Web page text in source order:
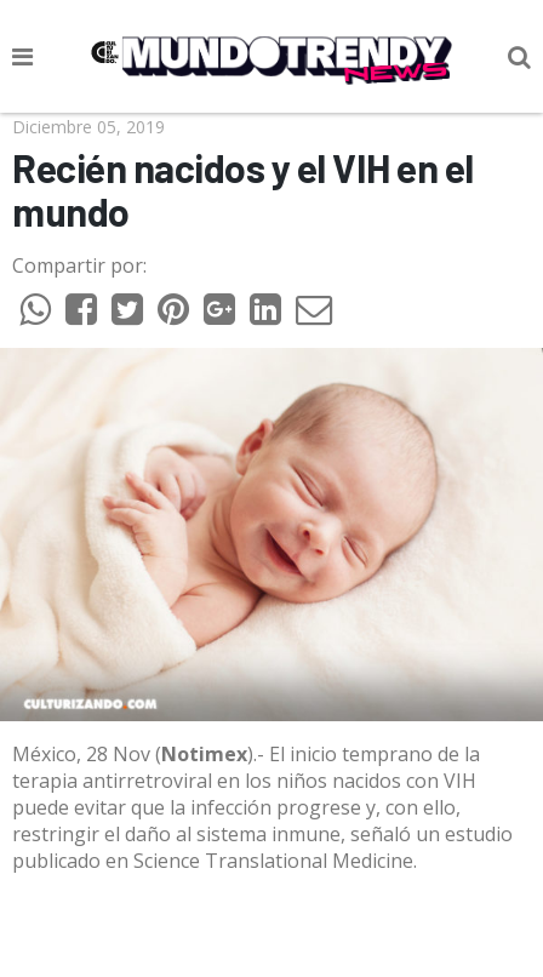
NOTICIAS
CULTURA POP
CIENCIA Y TECNOLOGÍA
VIDA
SOCIEDAD
CULTURIZANDO.COM
Diciembre 05, 2019
Recién nacidos y el VIH en el
mundo
Compartir por:
México, 28 Nov (Notimex).- El inicio temprano de la
terapia antirretroviral en los niños nacidos con VIH
puede evitar que la infección progrese y, con ello,
restringir el daño al sistema inmune, señaló un estudio
publicado en Science Translational Medicine.